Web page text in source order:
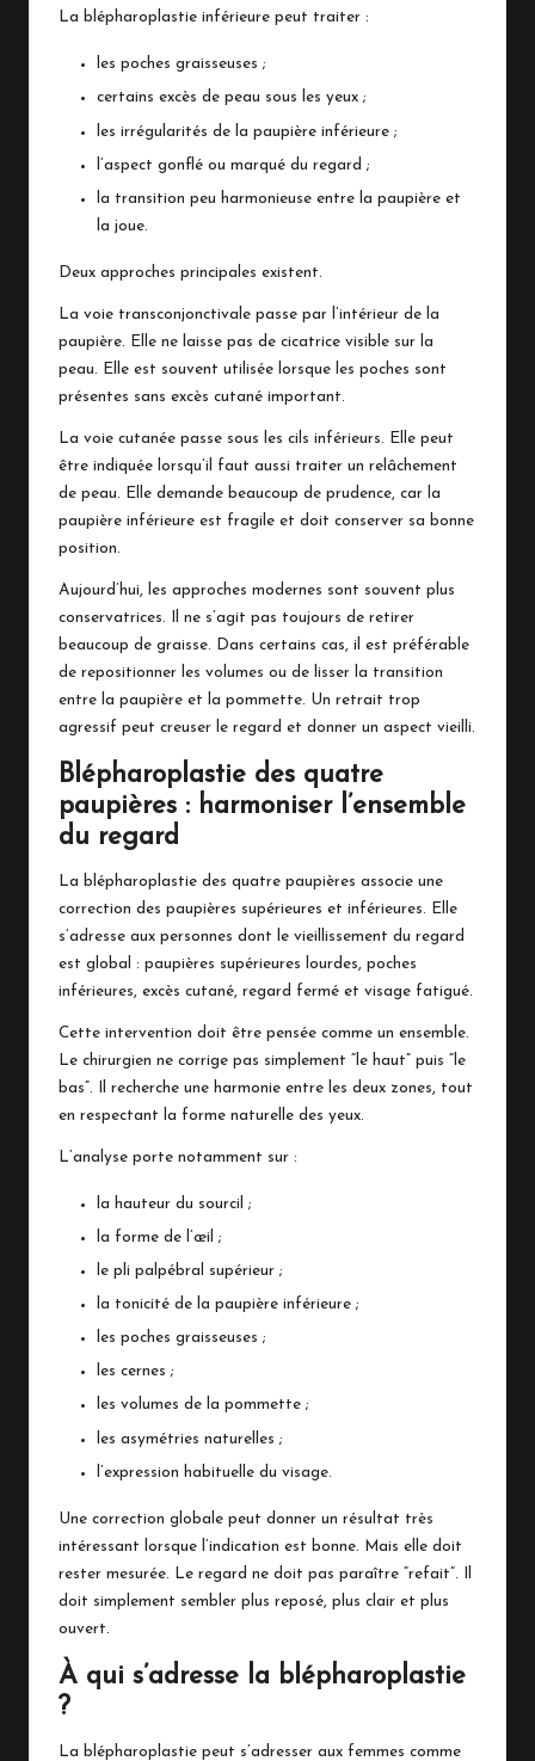
La blépharoplastie inférieure peut traiter :
les poches graisseuses ;
certains excès de peau sous les yeux ;
les irrégularités de la paupière inférieure ;
l’aspect gonflé ou marqué du regard ;
la transition peu harmonieuse entre la paupière et
la joue.
Deux approches principales existent.
La voie transconjonctivale passe par l’intérieur de la
paupière. Elle ne laisse pas de cicatrice visible sur la
peau. Elle est souvent utilisée lorsque les poches sont
présentes sans excès cutané important.
La voie cutanée passe sous les cils inférieurs. Elle peut
être indiquée lorsqu’il faut aussi traiter un relâchement
de peau. Elle demande beaucoup de prudence, car la
paupière inférieure est fragile et doit conserver sa bonne
position.
Aujourd’hui, les approches modernes sont souvent plus
conservatrices. Il ne s’agit pas toujours de retirer
beaucoup de graisse. Dans certains cas, il est préférable
de repositionner les volumes ou de lisser la transition
entre la paupière et la pommette. Un retrait trop
agressif peut creuser le regard et donner un aspect vieilli.
Blépharoplastie des quatre
paupières : harmoniser l’ensemble
du regard
La blépharoplastie des quatre paupières associe une
correction des paupières supérieures et inférieures. Elle
s’adresse aux personnes dont le vieillissement du regard
est global : paupières supérieures lourdes, poches
inférieures, excès cutané, regard fermé et visage fatigué.
Cette intervention doit être pensée comme un ensemble.
Le chirurgien ne corrige pas simplement “le haut” puis “le
bas”. Il recherche une harmonie entre les deux zones, tout
en respectant la forme naturelle des yeux.
L’analyse porte notamment sur :
la hauteur du sourcil ;
la forme de l’œil ;
le pli palpébral supérieur ;
la tonicité de la paupière inférieure ;
les poches graisseuses ;
les cernes ;
les volumes de la pommette ;
les asymétries naturelles ;
l’expression habituelle du visage.
Une correction globale peut donner un résultat très
intéressant lorsque l’indication est bonne. Mais elle doit
rester mesurée. Le regard ne doit pas paraître “refait”. Il
doit simplement sembler plus reposé, plus clair et plus
ouvert.
À qui s’adresse la blépharoplastie
?
La blépharoplastie peut s’adresser aux femmes comme